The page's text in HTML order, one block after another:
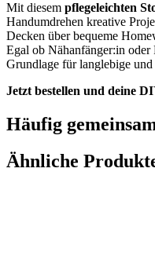
Mit diesem pflegeleichten
Handumdrehen kreative
Decken über bequeme
Egal ob Nähanfänger:in
Grundlage für langlebige
Jetzt bestellen und deine
Häufig
Ähnliche